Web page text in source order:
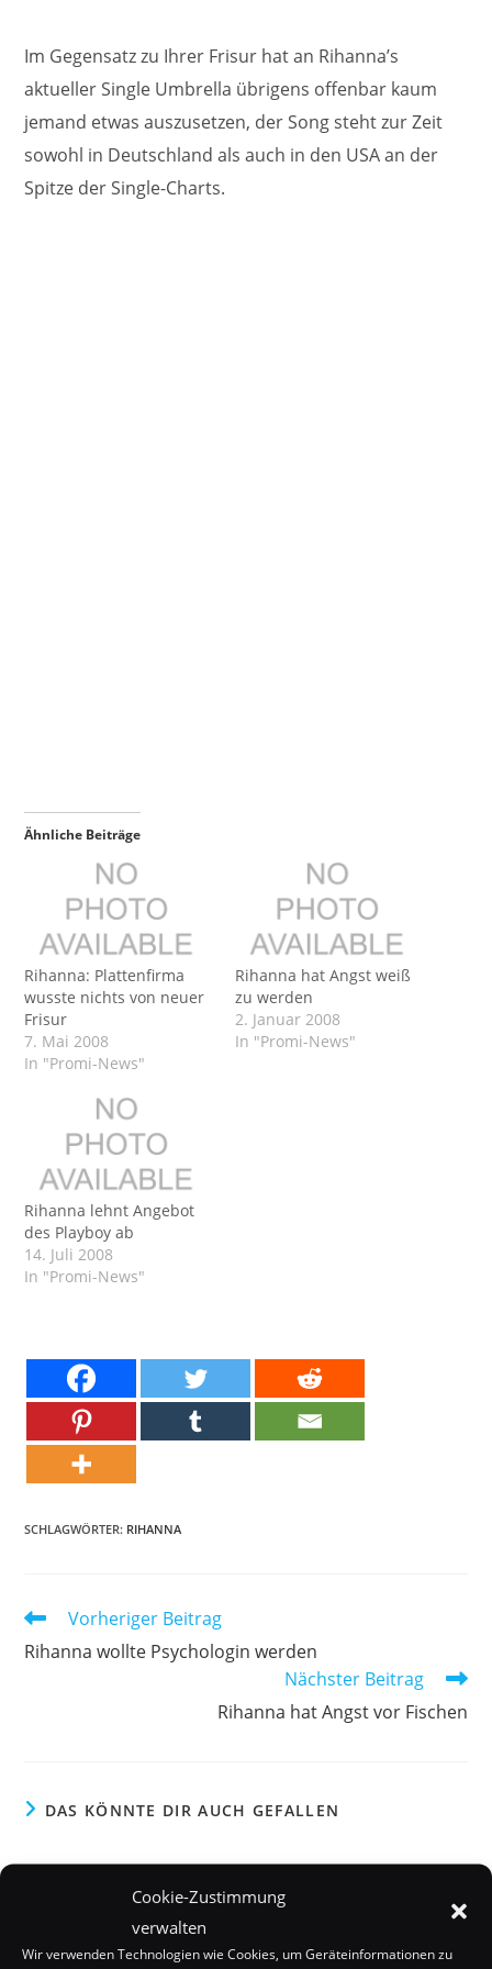
Cookie-Zustimmung
verwalten
Wir verwenden Technologien wie Cookies, um Geräteinformationen zu
Im Gegensatz zu Ihrer Frisur hat an Rihanna’s
aktueller Single Umbrella übrigens offenbar kaum
jemand etwas auszusetzen, der Song steht zur Zeit
sowohl in Deutschland als auch in den USA an der
Spitze der Single-Charts.
Ähnliche Beiträge
Rihanna: Plattenfirma
wusste nichts von neuer
Frisur
7. Mai 2008
In "Promi-News"
Rihanna hat Angst weiß
zu werden
2. Januar 2008
In "Promi-News"
Rihanna lehnt Angebot
des Playboy ab
14. Juli 2008
In "Promi-News"
SCHLAGWÖRTER: RIHANNA
Weitere
ansehen
Vorheriger Beitrag
Rihanna wollte Psychologin werden
Nächster Beitrag
Rihanna hat Angst vor Fischen
DAS KÖNNTE DIR AUCH GEFALLEN